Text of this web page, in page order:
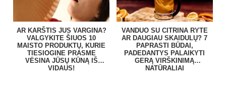
AR KARŠTIS JUS VARGINA?
VALGYKITE ŠIUOS 10
MAISTO PRODUKTŲ, KURIE
TIESIOGINE PRASME
VĖSINA JŪSŲ KŪNĄ IŠ
VIDAUS!
VANDUO SU CITRINA RYTE
AR DAUGIAU SKAIDULŲ? 7
PAPRASTI BŪDAI,
PADEDANTYS PALAIKYTI
GERĄ VIRŠKINIMĄ
NATŪRALIAI